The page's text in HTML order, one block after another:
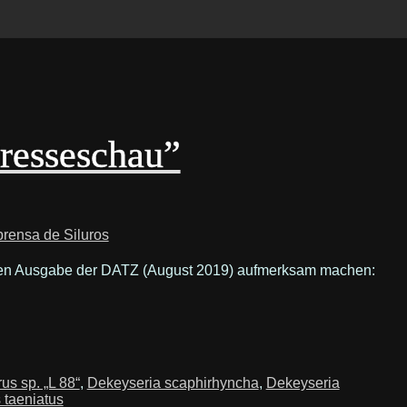
de Siluros
Ausgabe der DATZ (August 2019) aufmerksam machen:
sp. „L 88“, Dekeyseria scaphirhyncha, Dekeyseria
taeniatus